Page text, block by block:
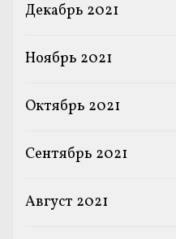
Декабрь 2021
Ноябрь 2021
Октябрь 2021
Сентябрь 2021
Август 2021